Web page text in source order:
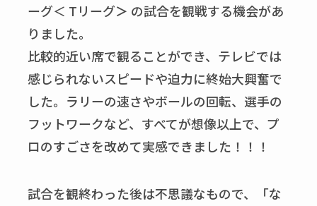
ーグ＜ Tリーグ＞ の試合を観戦する機会があ
りました。
比較的近い席で観ることができ、テレビでは
感じられないスピードや迫力に終始大興奮で
した。ラリーの速さやボールの回転、選手の
フットワークなど、すべてが想像以上で、プ
ロのすごさを改めて実感できました！！！
試合を観終わった後は不思議なもので、「な